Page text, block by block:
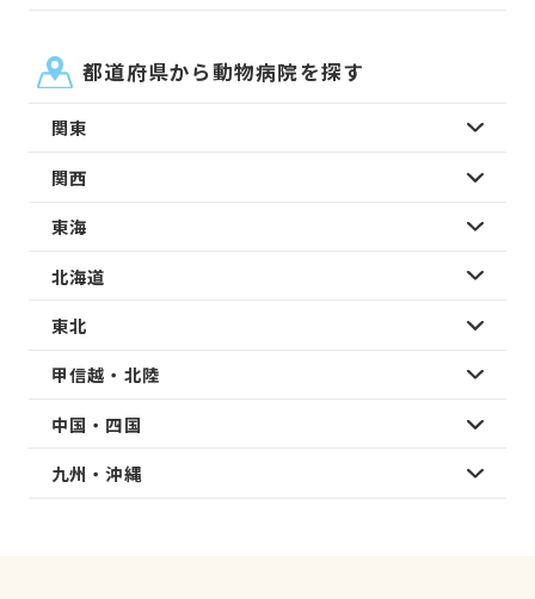
都道府県から動物病院を探す
関東
関西
東海
北海道
東北
甲信越・北陸
中国・四国
九州・沖縄